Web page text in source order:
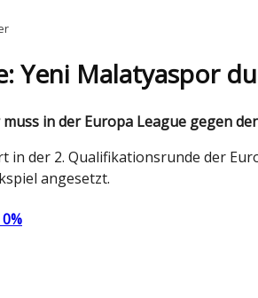
Yeni Malatyaspor
muss in der Europa League gegen
in der 2. Qualifikationsrunde der
angesetzt.
0%